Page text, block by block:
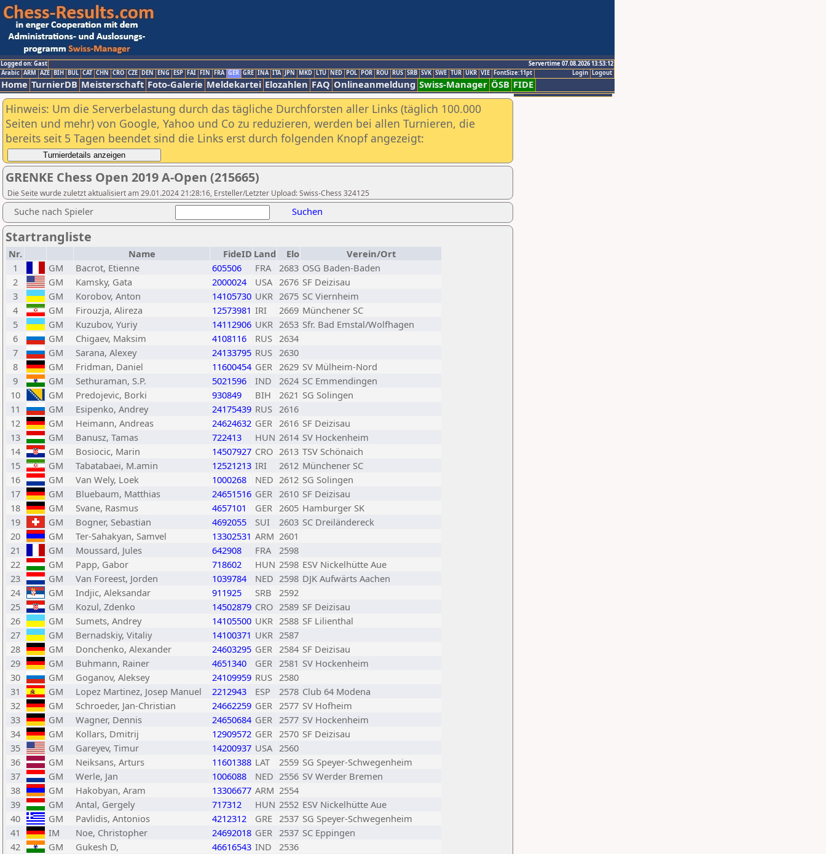
Logged on: Gast
Servertime 07.08.2026 13:53:12
Logout
Login
Arabic ARM AZE BIH BUL CAT CHN CRO CZE DEN ENG ESP FAI FIN FRA GER GRE INA ITA JPN MKD LTU NED POL POR ROU RUS SRB SVK SWE TUR UKR VIE FontSize:11pt
Home TurnierDB Meisterschaft Foto-Galerie Meldekartei Elozahlen FAQ Onlineanmeldung Swiss-Manager ÖSB FIDE
Hinweis: Um die Serverbelastung durch das tägliche Durchforsten aller Links (täglich 100.000
Seiten und mehr) von Google, Yahoo und Co zu reduzieren, werden bei allen Turnieren, die
bereits seit 5 Tagen beendet sind die Links erst durch folgenden Knopf angezeigt:
GRENKE Chess Open 2019 A-Open (215665)
Die Seite wurde zuletzt aktualisiert am 29.01.2024 21:28:16, Ersteller/Letzter Upload: Swiss-Chess 324125
Suche nach Spieler Suchen
Startrangliste
Nr. Name FideID Land Elo
Verein/Ort
1
GM Bacrot, Etienne 605506 FRA 2683 OSG Baden-Baden
2
GM Kamsky, Gata 2000024 USA 2676 SF Deizisau
3
GM Korobov, Anton 14105730 UKR 2675 SC Viernheim
4
GM Firouzja, Alireza 12573981 IRI 2669 Münchener SC
5
GM Kuzubov, Yuriy 14112906 UKR 2653 Sfr. Bad Emstal/Wolfhagen
6
GM Chigaev, Maksim 4108116 RUS 2634
7
GM Sarana, Alexey 24133795 RUS 2630
8
GM Fridman, Daniel 11600454 GER 2629 SV Mülheim-Nord
9
GM Sethuraman, S.P. 5021596 IND 2624 SC Emmendingen
10
GM Predojevic, Borki 930849 BIH 2621 SG Solingen
11
GM Esipenko, Andrey 24175439 RUS 2616
12
GM Heimann, Andreas 24624632 GER 2616 SF Deizisau
13
GM Banusz, Tamas 722413 HUN 2614 SV Hockenheim
14
GM Bosiocic, Marin 14507927 CRO 2613 TSV Schönaich
15
GM Tabatabaei, M.amin 12521213 IRI 2612 Münchener SC
16
GM Van Wely, Loek 1000268 NED 2612 SG Solingen
17
GM Bluebaum, Matthias 24651516 GER 2610 SF Deizisau
18
GM Svane, Rasmus 4657101 GER 2605 Hamburger SK
19
GM Bogner, Sebastian 4692055 SUI 2603 SC Dreiländereck
20
GM Ter-Sahakyan, Samvel 13302531 ARM 2601
21
GM Moussard, Jules 642908 FRA
2598
22
GM Papp, Gabor 718602 HUN 2598 ESV Nickelhütte Aue
23
GM Van Foreest, Jorden 1039784 NED 2598 DJK Aufwärts Aachen
24
GM Indjic, Aleksandar 911925 SRB
2592
25
GM Kozul, Zdenko 14502879 CRO 2589 SF Deizisau
26
GM Sumets, Andrey 14105500 UKR 2588 SF Lilienthal
27
GM Bernadskiy, Vitaliy 14100371 UKR 2587
28
GM Donchenko, Alexander 24603295 GER 2584 SF Deizisau
29
GM Buhmann, Rainer 4651340 GER 2581 SV Hockenheim
30
GM Goganov, Aleksey 24109959 RUS 2580
31
GM Lopez Martinez, Josep Manuel 2212943 ESP 2578 Club 64 Modena
32
GM Schroeder, Jan-Christian 24662259 GER 2577 SV Hofheim
33
GM Wagner, Dennis 24650684 GER 2577 SV Hockenheim
34
GM Kollars, Dmitrij 12909572 GER 2570 SF Deizisau
35
GM Gareyev, Timur 14200937 USA 2560
36
GM Neiksans, Arturs 11601388 LAT 2559 SG Speyer-Schwegenheim
37
GM Werle, Jan 1006088 NED 2556 SV Werder Bremen
38
GM Hakobyan, Aram 13306677 ARM 2554
39
GM Antal, Gergely 717312 HUN 2552 ESV Nickelhütte Aue
40
GM Pavlidis, Antonios 4212312 GRE 2537 SG Speyer-Schwegenheim
41
IM Noe, Christopher 24692018 GER 2537 SC Eppingen
42
GM Gukesh D, 46616543 IND
2536